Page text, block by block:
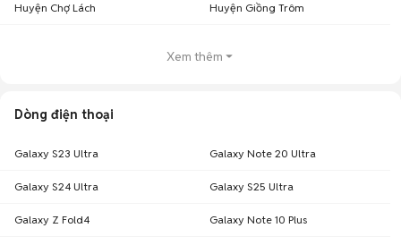
Huyện Chợ Lách Huyện Giồng Trôm
Xem thêm
Dòng điện thoại
Galaxy S23 Ultra Galaxy Note 20 Ultra
Galaxy S24 Ultra Galaxy S25 Ultra
Galaxy Z Fold4 Galaxy Note 10 Plus